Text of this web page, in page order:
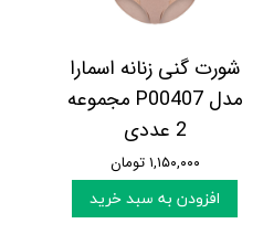
شورت گنی زنانه اسمارا
مدل P00407 مجموعه
2 عددی
۱,۱۵۰,۰۰۰ تومان
افزودن به سبد خرید